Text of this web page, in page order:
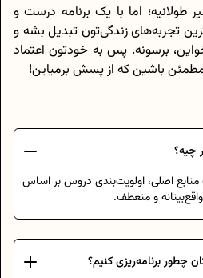
طولانیه؛ اما با یک برنامه درست و
تجربه‌های زندگی‌تون تبدیل بشه و
برسونه. پس به خودتون اعتماد
مطمئن باشین که از پسش برمیاین!
چیه؟
اصلی، اولویت‌بندی دروس بر اساس
و منعطف.
چطور برنامه‌ریزی کنیم؟